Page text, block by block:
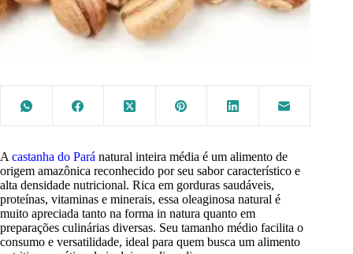
A castanha do Pará natural inteira média é um alimento de
origem amazônica reconhecido por seu sabor característico e
alta densidade nutricional. Rica em gorduras saudáveis,
proteínas, vitaminas e minerais, essa oleaginosa natural é
muito apreciada tanto na forma in natura quanto em
preparações culinárias diversas. Seu tamanho médio facilita o
consumo e versatilidade, ideal para quem busca um alimento